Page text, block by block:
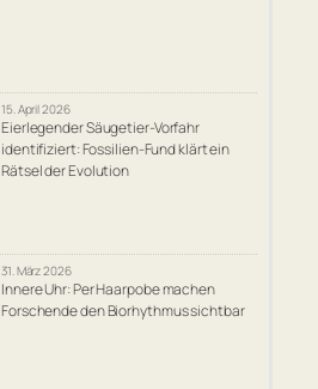
15. April 2026
Eierlegender Säugetier-Vorfahr
identifiziert: Fossilien-Fund klärt ein
Rätsel der Evolution
31. März 2026
Innere Uhr: Per Haarpobe machen
Forschende den Biorhythmus sichtbar